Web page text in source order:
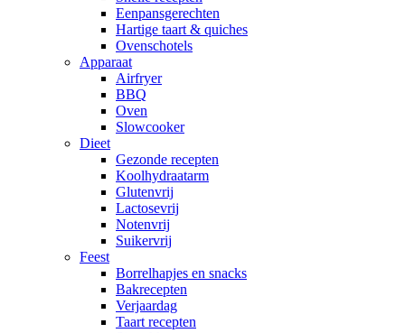
Eenpansgerechten
Hartige taart & quiches
Ovenschotels
Apparaat
Airfryer
BBQ
Oven
Slowcooker
Dieet
Gezonde recepten
Koolhydraatarm
Glutenvrij
Lactosevrij
Notenvrij
Suikervrij
Feest
Borrelhapjes en snacks
Bakrecepten
Verjaardag
Taart recepten